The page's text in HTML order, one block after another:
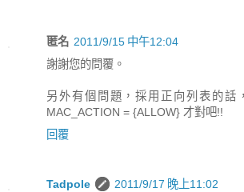
匿名 2011/9/15 中午12:04
謝謝您的問覆。
另外有個問題，採用正向列表的話
MAC_ACTION = {ALLOW} 才對吧!!
回覆
Tadpole
2011/9/17 晚上11:02